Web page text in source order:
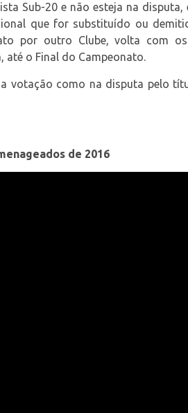
Sub-20 e não esteja na
que for substituído ou
por outro Clube, volta com
até o Final do Campeonato.
votação como na disputa pelo
de 2016